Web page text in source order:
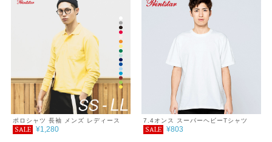
料無料 SALE セール 通学 通勤 服
printstar プリントスター ポケット付
き T/Cポロシャツ 5.8オンス
4.9oz
ポロシャツ 長袖 メンズ レディース
無地 シンプル シンプルコーデ プチプ
SALE ¥1,280
7.4オンス スーパーヘビーTシャツ
SALE ¥803